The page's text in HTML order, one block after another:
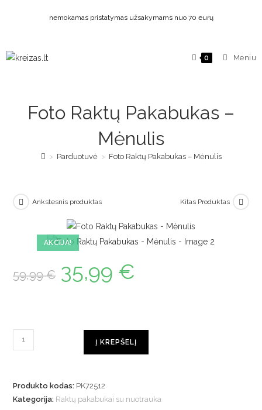
nemokamas pristatymas užsakymams nuo 70 eurų
0 Meniu
Foto Raktų Pakabukas –
Mėnulis
> Parduotuvė > Foto Raktų Pakabukas – Mėnulis
AKCIJA!
Ankstesnis produktas Kitas Produktas
59,99€ 35,99 €
Į KREPŠELĮ
Produkto kodas: PK72512
Kategorija: Raktų pakabukai su nuotrauka